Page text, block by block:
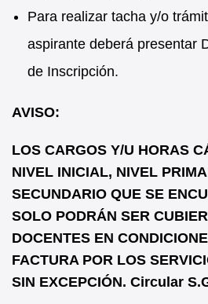
Para realizar tacha y/o
aspirante deberá presentar
de Inscripción.
AVISO:
LOS CARGOS Y/U HORAS
NIVEL INICIAL, NIVEL
SECUNDARIO QUE SE
SOLO PODRÁN SER
DOCENTES EN
FACTURA POR LOS
SIN EXCEPCIÓN. Circular